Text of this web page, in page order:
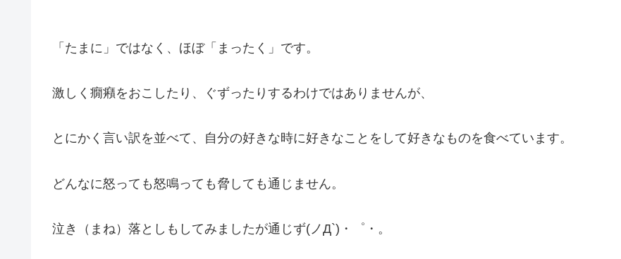
「たまに」ではなく、ほぼ「まったく」です。
激しく癇癪をおこしたり、ぐずったりするわけではありませんが、
とにかく言い訳を並べて、自分の好きな時に好きなことをして好きなものを食べています。
どんなに怒っても怒鳴っても脅しても通じません。
泣き（まね）落としもしてみましたが通じず(ノД`)・゜・。